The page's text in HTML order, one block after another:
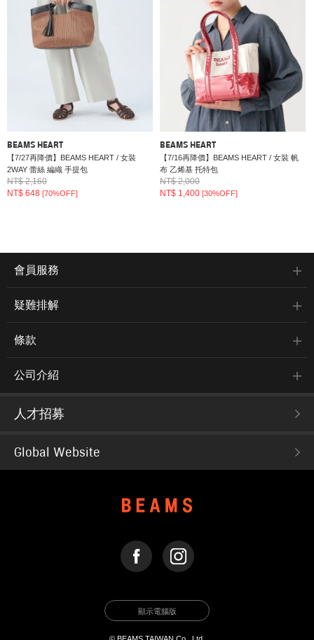
BEAMS HEART
【7/27再降價】BEAMS HEART / 女裝
2WAY 蕾絲 編織 手提包
NT$ 2,160
NT$ 648 [70%OFF]
BEAMS HEART
【7/16再降價】BEAMS HEART / 女裝 帆
布 乙烯基 托特包
NT$ 2,000
NT$ 1,400[30%OFF]
會員服務
疑難排解
條款
公司介紹
人才招募
Global Website
顯示電腦版